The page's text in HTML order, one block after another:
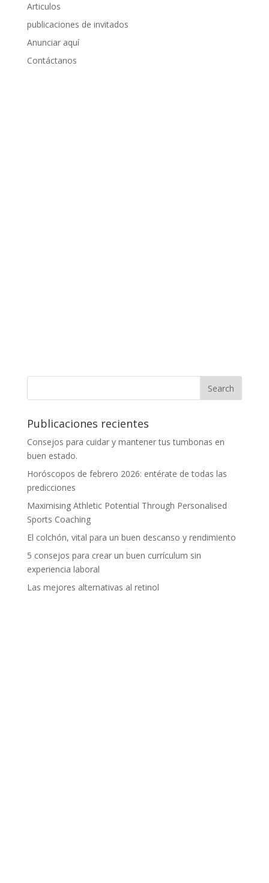
Articulos
publicaciones de invitados
Anunciar aquí
Contáctanos
Publicaciones recientes
Consejos para cuidar y mantener tus tumbonas en
buen estado.
Horóscopos de febrero 2026: entérate de todas las
predicciones
Maximising Athletic Potential Through Personalised
Sports Coaching
El colchón, vital para un buen descanso y rendimiento
5 consejos para crear un buen currículum sin
experiencia laboral
Las mejores alternativas al retinol